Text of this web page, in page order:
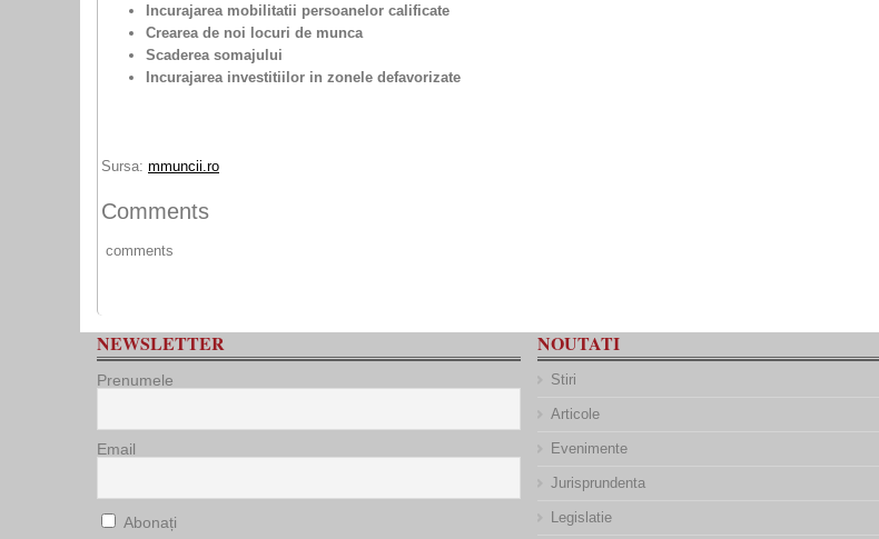
Incurajarea mobilitatii persoanelor calificate
Crearea de noi locuri de munca
Scaderea somajului
Incurajarea investitiilor in zonele defavorizate
Sursa: mmuncii.ro
Comments
comments
NEWSLETTER
Prenumele
Email
Abonați
NOUTATI
Stiri
Articole
Evenimente
Jurisprundenta
Legislatie